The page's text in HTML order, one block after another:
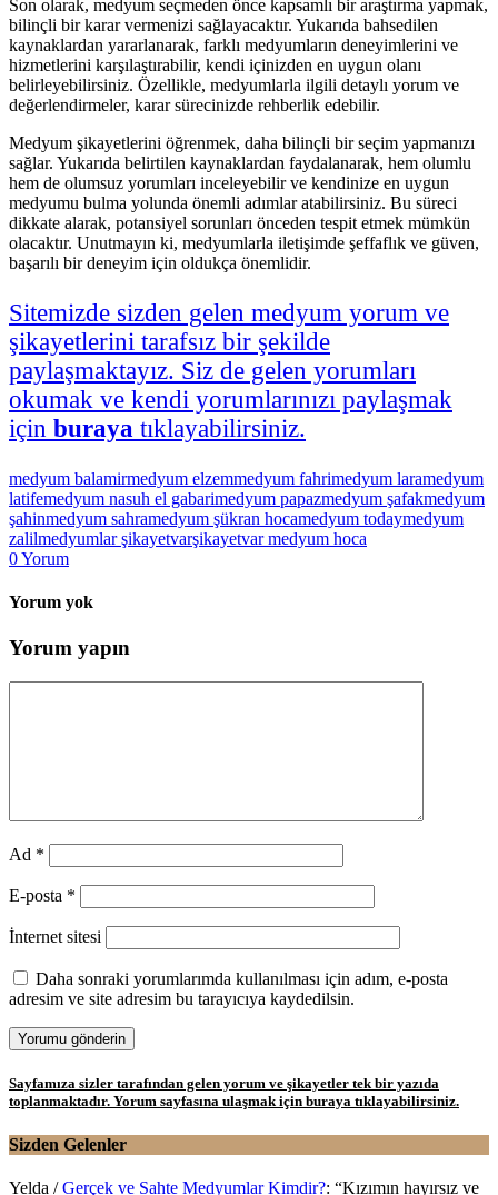
Son olarak, medyum seçmeden önce kapsamlı bir araştırma yapmak,
bilinçli bir karar vermenizi sağlayacaktır. Yukarıda bahsedilen
kaynaklardan yararlanarak, farklı medyumların deneyimlerini ve
hizmetlerini karşılaştırabilir, kendi içinizden en uygun olanı
belirleyebilirsiniz. Özellikle, medyumlarla ilgili detaylı yorum ve
değerlendirmeler, karar sürecinizde rehberlik edebilir.
Medyum şikayetlerini öğrenmek, daha bilinçli bir seçim yapmanızı
sağlar. Yukarıda belirtilen kaynaklardan faydalanarak, hem olumlu
hem de olumsuz yorumları inceleyebilir ve kendinize en uygun
medyumu bulma yolunda önemli adımlar atabilirsiniz. Bu süreci
dikkate alarak, potansiyel sorunları önceden tespit etmek mümkün
olacaktır. Unutmayın ki, medyumlarla iletişimde şeffaflık ve güven,
başarılı bir deneyim için oldukça önemlidir.
Sitemizde sizden gelen medyum yorum ve
şikayetlerini tarafsız bir şekilde
paylaşmaktayız. Siz de gelen yorumları
okumak ve kendi yorumlarınızı paylaşmak
için buraya tıklayabilirsiniz.
medyum balamirmedyum elzemmedyum fahrimedyum laramedyum
latifemedyum nasuh el gabarimedyum papazmedyum şafakmedyum
şahinmedyum sahramedyum şükran hocamedyum todaymedyum
zalilmedyumlar şikayetvarşikayetvar medyum hoca
0Yorum
Yorum yok
Yorum yapın
Ad *
E-posta *
İnternet sitesi
Daha sonraki yorumlarımda kullanılması için adım, e-posta
adresim ve site adresim bu tarayıcıya kaydedilsin.
Sayfamıza sizler tarafından gelen yorum ve şikayetler tek bir yazıda
toplanmaktadır. Yorum sayfasına ulaşmak için buraya tıklayabilirsiniz.
Sizden Gelenler
Yelda /Gerçek ve Sahte Medyumlar Kimdir?: “Kızımın hayırsız ve